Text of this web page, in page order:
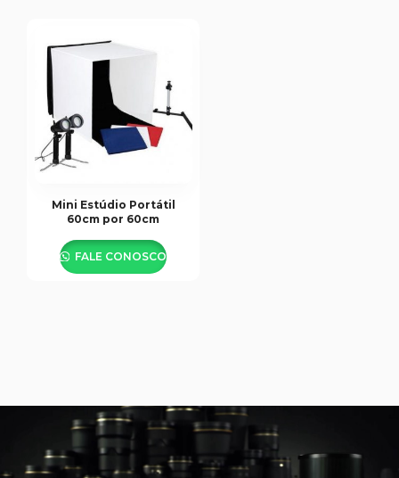
Mini Estúdio Portátil
60cm por 60cm
FALE CONOSCO